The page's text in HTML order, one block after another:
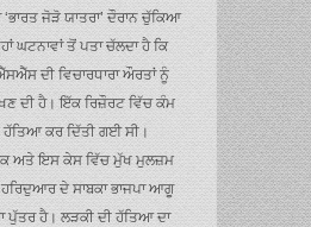
ਜੋੜੋ ਯਾਤਰਾ’ ਦੌਰਾਨ ਚੁੱਕਿਆ
ਘਟਨਾਵਾਂ ਤੋਂ ਪਤਾ ਚੱਲਦਾ ਹੈ ਕਿ
ਦੀ ਵਿਚਾਰਧਾਰਾ ਔਰਤਾਂ ਨੂੰ
ਦੀ ਹੈ। ਇੱਕ ਰਿਜ਼ੌਰਟ ਵਿੱਚ ਕੰਮ
ਹੱਤਿਆ ਕਰ ਦਿੱਤੀ ਗਈ ਸੀ।
ਅਤੇ ਇਸ ਕੇਸ ਵਿੱਚ ਮੁੱਖ ਮੁਲਜ਼ਮ
ਦੇ ਸਾਬਕਾ ਭਾਜਪਾ ਆਗੂ
ਪੁੱਤਰ ਹੈ। ਲੜਕੀ ਦੀ ਹੱਤਿਆ ਦਾ